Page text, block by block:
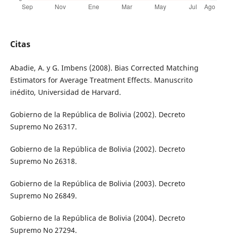
Citas
Abadie, A. y G. Imbens (2008). Bias Corrected Matching
Estimators for Average Treatment Effects. Manuscrito
inédito, Universidad de Harvard.
Gobierno de la República de Bolivia (2002). Decreto
Supremo No 26317.
Gobierno de la República de Bolivia (2002). Decreto
Supremo No 26318.
Gobierno de la República de Bolivia (2003). Decreto
Supremo No 26849.
Gobierno de la República de Bolivia (2004). Decreto
Supremo No 27294.